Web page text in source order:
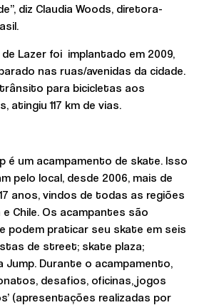
diz Claudia Woods, diretora-
Lazer foi implantado em 2009,
nas ruas/avenidas da cidade.
para bicicletas aos
atingiu 117 km de vias.
é um acampamento de skate. Isso
pelo local, desde 2006, mais de
anos, vindos de todas as regiões
Chile. Os acampantes são
podem praticar seu skate em seis
de street; skate plaza;
Jump. Durante o acampamento,
desafios, oficinas, jogos
(apresentações realizadas por